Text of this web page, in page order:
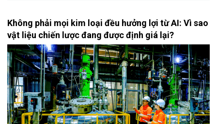
Không phải mọi kim loại đều hưởng lợi từ AI: Vì sao
vật liệu chiến lược đang được định giá lại?